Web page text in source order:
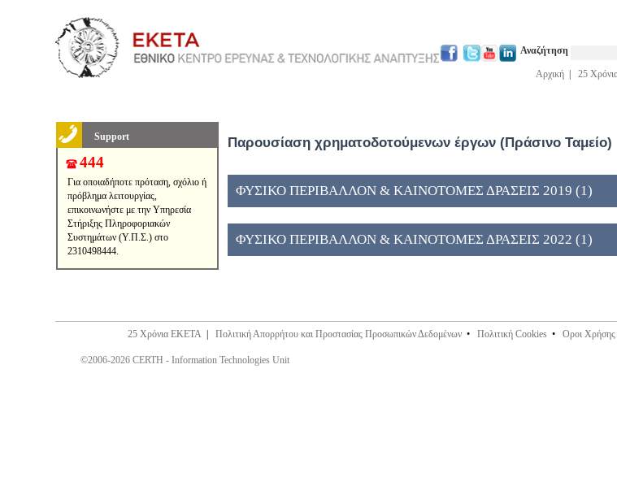
Αναζήτηση
Αρχική| 25
Support
444
Για οποιαδήποτε πρόταση, σχόλιο ή
πρόβλημα λειτουργίας,
επικοινωνήστε με την Υπηρεσία
Στήριξης Πληροφοριακών
Συστημάτων (Υ.Π.Σ.) στο
2310498444.
Παρουσίαση χρηματοδοτούμενων έργων (Πράσινο Ταμείο)
ΦΥΣΙΚΟ ΠΕΡΙΒΑΛΛΟΝ & ΚΑΙΝΟΤΟΜΕΣ ΔΡΑΣΕΙΣ 2019 (1)
ΦΥΣΙΚΟ ΠΕΡΙΒΑΛΛΟΝ & ΚΑΙΝΟΤΟΜΕΣ ΔΡΑΣΕΙΣ 2022 (1)
25 Χρόνια ΕΚΕΤΑ| Πολιτική Απορρήτου και Προστασίας Προσωπικών Δεδομένων• Πολιτική Cookies• Οροι
©2006-2026 CERTH - Information Technologies Unit